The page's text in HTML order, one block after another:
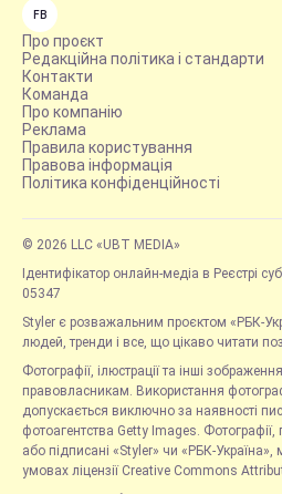
FB
Про проєкт
Редакційна політика і стандарти
Контакти
Команда
Про компанію
Реклама
Правила користування
Правова інформація
Політика конфіденційності
© 2026 LLC «UBT MEDIA»
Ідентифікатор онлайн-медіа в Реєстрі
05347
Styler є розважальним проєктом «РБК-
людей, тренди і все, що цікаво читати
Фотографії, ілюстрації та інші
правовласникам. Використання
допускається виключно за наявності
фотоагентства Getty Images.
або підписані «Styler» чи «РБК-
умовах ліцензії Creative Commons